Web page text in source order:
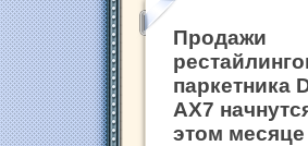
Продажи
паркетника
AX7
этом месяце